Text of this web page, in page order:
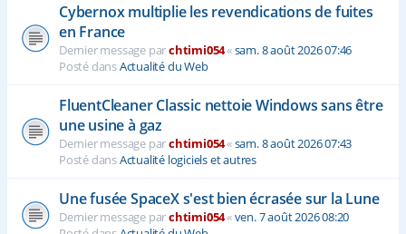
Cybernox multiplie les revendications de fuites
en France
Dernier message parchtimi054«sam. 8 août 2026 07:46
Posté dansActualité du Web
FluentCleaner Classic nettoie Windows sans être
une usine à gaz
Dernier message parchtimi054«sam. 8 août 2026 07:43
Posté dansActualité logiciels et autres
Une fusée SpaceX s'est bien écrasée sur la Lune
Dernier message parchtimi054«ven. 7 août 2026 08:20